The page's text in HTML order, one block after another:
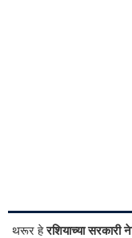
थरूर हेरशियाच्या सरकारी